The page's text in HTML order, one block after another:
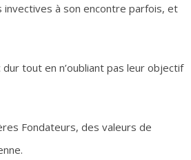
invectives à son encontre parfois, et
tout en n’oubliant pas leur objectif
Fondateurs, des valeurs de